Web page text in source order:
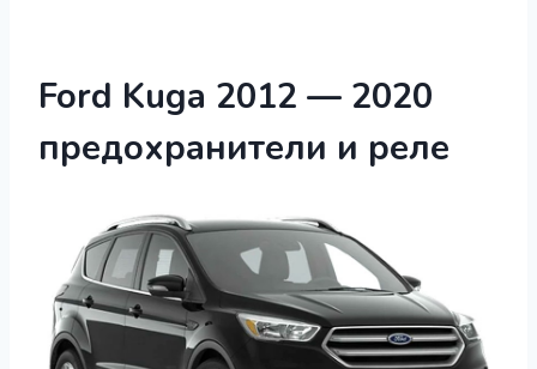
Ford Kuga 2012 — 2020
предохранители и реле